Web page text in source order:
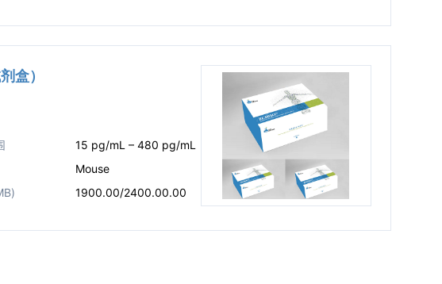
盒）
15 pg/mL – 480 pg/mL
Mouse
1900.00/2400.00.00